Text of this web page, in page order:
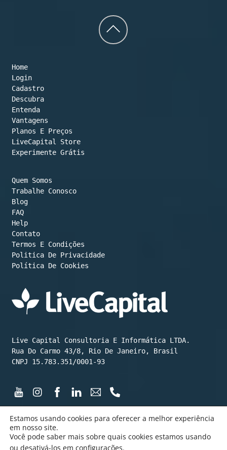
Back
Home
Login
Cadastro
Descubra
Entenda
Vantagens
Planos E Preços
LiveCapital Store
Experimente Grátis
Quem Somos
Trabalhe Conosco
Blog
FAQ
Help
Contato
Termos E Condições
Política De Cookies
Live Capital Consultoria E Informática LTDA.
Rua Do Carmo 43/8, Rio De Janeiro, Brasil
CNPJ 15.783.351/0001-93
©️ LiveCapital 2015 até hoje
Estamos usando cookies para oferecer a melhor experiência
em nosso site.
Você pode saber mais sobre quais cookies estamos usando
ou desativá-los em configurações.